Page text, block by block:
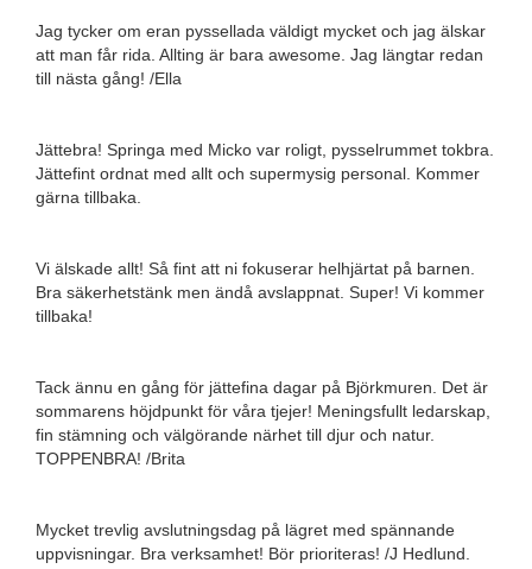
Jag tycker om eran pyssellada väldigt mycket och jag älskar
att man får rida. Allting är bara awesome. Jag längtar redan
till nästa gång! /Ella
Jättebra! Springa med Micko var roligt, pysselrummet tokbra.
Jättefint ordnat med allt och supermysig personal. Kommer
gärna tillbaka.
Vi älskade allt! Så fint att ni fokuserar helhjärtat på barnen.
Bra säkerhetstänk men ändå avslappnat. Super! Vi kommer
tillbaka!
Tack ännu en gång för jättefina dagar på Björkmuren. Det är
sommarens höjdpunkt för våra tjejer! Meningsfullt ledarskap,
fin stämning och välgörande närhet till djur och natur.
TOPPENBRA! /Brita
Mycket trevlig avslutningsdag på lägret med spännande
uppvisningar. Bra verksamhet! Bör prioriteras! /J Hedlund.